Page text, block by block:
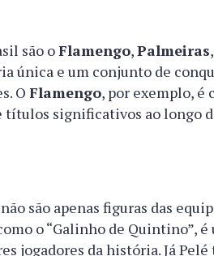
são oFlamengo,Palmeiras,
única e um conjunto de
OFlamengo, por exemplo, é
significativos ao longo
não são apenas figuras das
o “Galinho de Quintino”, é
jogadores da história. Já Pelé